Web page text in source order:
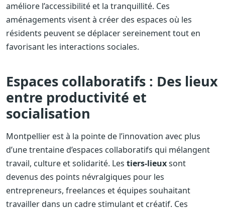
améliore l’accessibilité et la tranquillité. Ces
aménagements visent à créer des espaces où les
résidents peuvent se déplacer sereinement tout en
favorisant les interactions sociales.
Espaces collaboratifs : Des lieux
entre productivité et
socialisation
Montpellier est à la pointe de l’innovation avec plus
d’une trentaine d’espaces collaboratifs qui mélangent
travail, culture et solidarité. Les tiers-lieuxsont
devenus des points névralgiques pour les
entrepreneurs, freelances et équipes souhaitant
travailler dans un cadre stimulant et créatif. Ces